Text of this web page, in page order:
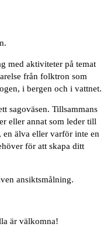
med aktiviteter på temat
från folktron som
i bergen och i vattnet.
sagoväsen. Tillsammans
eller annat som leder till
älva eller varför inte en
för att skapa ditt
ansiktsmålning.
är välkomna!